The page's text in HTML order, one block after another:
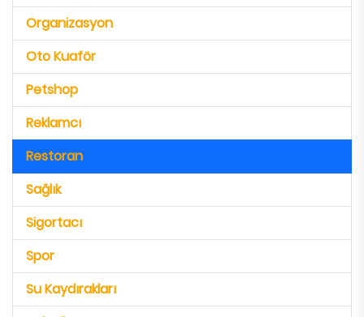
Organizasyon
Oto Kuaför
Petshop
Reklamcı
Restoran
Sağlık
Sigortacı
Spor
Su Kaydırakları